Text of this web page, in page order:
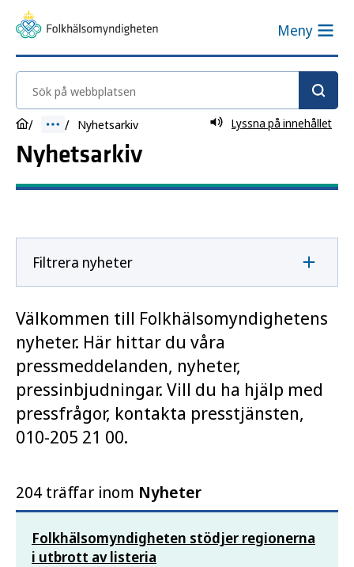
Meny
Sök på webbplatsen
Nyhetsarkiv Lyssna på innehållet
Nyhetsarkiv
Filtrera nyheter
Välkommen till Folkhälsomyndighetens
nyheter. Här hittar du våra
pressmeddelanden, nyheter,
pressinbjudningar. Vill du ha hjälp med
pressfrågor, kontakta presstjänsten,
010-205 21 00.
204 träffar inom Nyheter
Folkhälsomyndigheten stödjer regionerna
i utbrott av listeria